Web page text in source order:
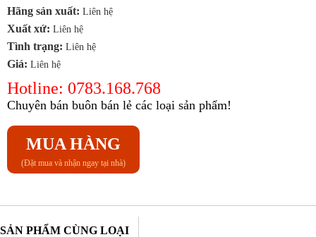
Hãng sản xuất: Liên hệ
Xuất xứ: Liên hệ
Tình trạng: Liên hệ
Giá: Liên hệ
Hotline: 0783.168.768
Chuyên bán buôn bán lẻ các loại sản phẩm!
MUA HÀNG
(Đặt mua và nhận ngay tại nhà)
SẢN PHẨM CÙNG LOẠI